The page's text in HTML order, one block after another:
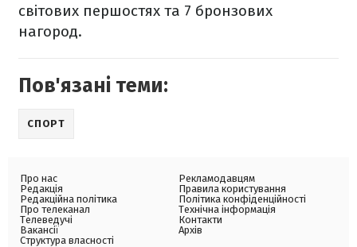
світових першостях та 7 бронзових
нагород.
Пов'язані теми:
СПОРТ
Про нас
Редакція
Редакційна політика
Про телеканал
Телеведучі
Вакансії
Структура власності
Рекламодавцям
Правила користування
Політика конфіденційності
Технічна інформація
Контакти
Архів